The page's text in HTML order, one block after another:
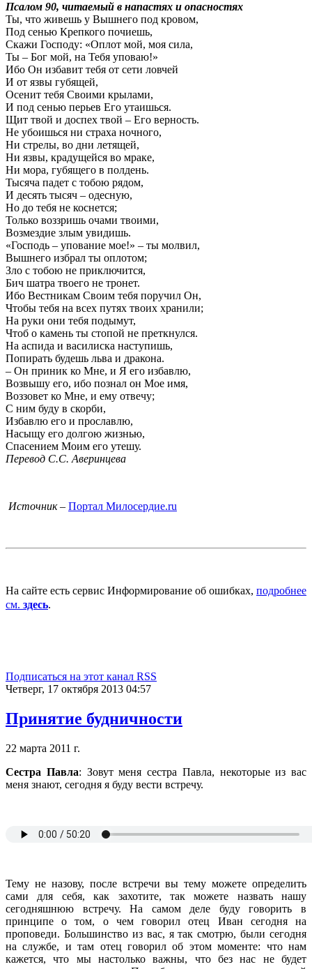
Псалом 90, читаемый в напастях и опасностях
Ты, что живешь у Вышнего под кровом,
Под сенью Крепкого почиешь,
Скажи Господу: «Оплот мой, моя сила,
Ты – Бог мой, на Тебя уповаю!»
Ибо Он избавит тебя от сети ловчей
И от язвы губящей,
Осенит тебя Своими крылами,
И под сенью перьев Его утаишься.
Щит твой и доспех твой – Его верность.
Не убоишься ни страха ночного,
Ни стрелы, во дни летящей,
Ни язвы, крадущейся во мраке,
Ни мора, губящего в полдень.
Тысяча падет с тобою рядом,
И десять тысяч – одесную,
Но до тебя не коснется;
Только воззришь очами твоими,
Возмездие злым увидишь.
«Господь – упование мое!» – ты молвил,
Вышнего избрал ты оплотом;
Зло с тобою не приключится,
Бич шатра твоего не тронет.
Ибо Вестникам Своим тебя поручил Он,
Чтобы тебя на всех путях твоих хранили;
На руки они тебя подымут,
Чтоб о камень ты стопой не преткнулся.
На аспида и василиска наступишь,
Попирать будешь льва и дракона.
– Он приник ко Мне, и Я его избавлю,
Возвышу его, ибо познал он Мое имя,
Воззовет ко Мне, и ему отвечу;
С ним буду в скорби,
Избавлю его и прославлю,
Насыщу его долгою жизнью,
Спасением Моим его утешу.
Перевод С.С. Аверинцева
Источник– Портал Милосердие.ru
На сайте есть сервис Информирование об ошибках, подробнее
см. здесь.
Подписаться на этот канал RSS
Четверг, 17 октября 2013 04:57
Принятие будничности
22 марта 2011 г.
Сестра Павла: Зовут меня сестра Павла, некоторые из вас
меня знают, сегодня я буду вести встречу.
Тему не назову, после встречи вы тему можете определить
сами для себя, как захотите, так можете назвать нашу
сегодняшнюю встречу. На самом деле буду говорить в
принципе о том, о чем говорил отец Иван сегодня на
проповеди. Большинство из вас, я так смотрю, были сегодня
на службе, и там отец говорил об этом моменте: что нам
кажется, что мы настолько важны, что без нас не будет